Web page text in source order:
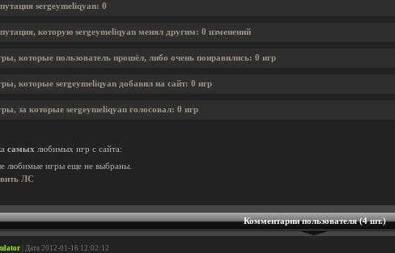
sergeymeliqyan: 0
которую sergeymeliqyan менял другим: 0 изменений
которые пользователь прошёл, либо очень понравились: 0 игр
которые sergeymeliqyan добавил на сайт: 0 игр
за которые sergeymeliqyan голосовал: 0 игр
самых любимых игр с сайта:
любимые игры еще не выбраны.
ЛС
Комментарии пользователя (4 шт.)
| Дата 2012-01-16 12:02:12